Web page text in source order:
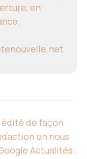
en
de façon
en nous
Actualités :